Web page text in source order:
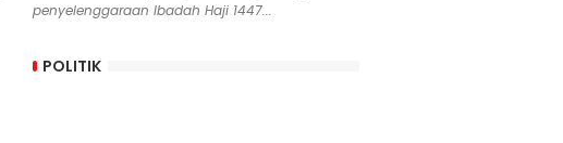
penyelenggaraan Ibadah Haji 1447...
POLITIK